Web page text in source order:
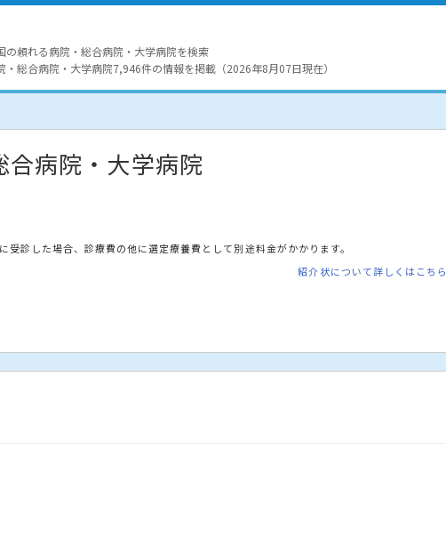
の頼れる病院・総合病院・大学病院を検索
・総合病院・大学病院7,946件の情報を掲載（2026年8月07日現在）
合病院・大学病院
受診した場合、診療費の他に選定療養費として別途料金がかかります。
紹介状について詳しくはこちら